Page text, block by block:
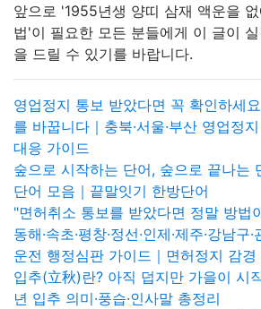
앞으로 '1955년생 양띠 삼재 액운을
법'이 필요한 모든 분들에게 이 글이
을 드릴 수 있기를 바랍니다.
영업정지 통보 받았다면 꼭 확인하세
를 바꿉니다｜충북·서울·부산 영업정
대응 가이드
숲으로 시작하는 단어, 숲으로 끝나는
단어 모음｜끝말잇기 한방단어
"면허취소 통보를 받았다면 정말 방법
동해·속초·평창·정선·인제·제주·강남구
운전 행정심판 가이드｜면허정지 감
입추(立秋)란? 아직 덥지만 가을이 시
년 입추 의미·풍습·인사말 총정리